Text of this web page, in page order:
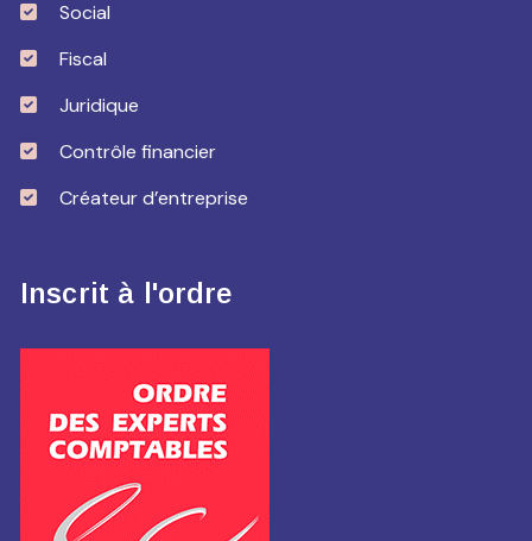
Social
Fiscal
Juridique
Contrôle financier
Créateur d’entreprise
Inscrit à l'ordre